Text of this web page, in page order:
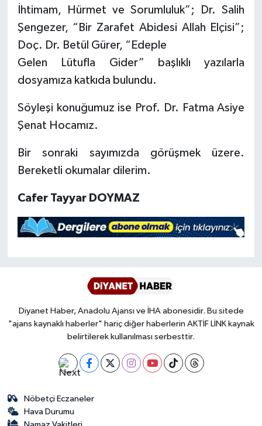
İhtimam, Hürmet ve Sorumluluk”; Dr. Salih
Şengezer, “Bir Zarafet Abidesi Allah Elçisi”;
Doç. Dr. Betül Gürer, “Edeple
Gelen Lütufla Gider” başlıklı yazılarla
dosyamıza katkıda bulundu.
Söyleşi konuğumuz ise Prof. Dr. Fatma Asiye
Şenat Hocamız.
Bir sonraki sayımızda görüşmek üzere.
Bereketli okumalar dilerim.
Cafer Tayyar DOYMAZ
Diyanet Haber, Anadolu Ajansı ve İHA abonesidir. Bu sitede
"ajans kaynaklı haberler" hariç diğer haberlerin AKTİF LİNK kaynak
belirtilerek kullanılması serbesttir.
Nöbetçi Eczaneler
Hava Durumu
Kayseri Müftülüğü
Kırıkkale Müftülüğü
Kırşehir Müftülüğü
Kocaeli Müftülüğü
Kütahya Müftülüğü
Manisa Müftülüğü
Mardin Müftülüğü
Mersin Müftülüğü
Muğla Müftülüğü
Muş Müftülüğü